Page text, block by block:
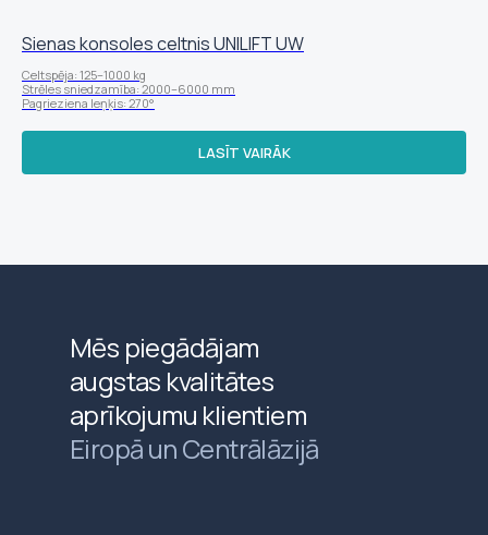
Sienas konsoles celtnis UNILIFT UW
Celtspēja: 125–1000 kg
Strēles sniedzamība: 2000–6000 mm
Pagrieziena leņķis: 270°
LASĪT VAIRĀK
Mēs piegādājam
augstas kvalitātes
aprīkojumu klientiem
Eiropā un Centrālāzijā